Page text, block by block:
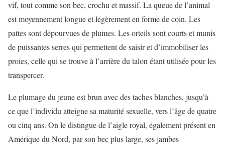
vif, tout comme son bec, crochu et massif. La queue de l’animal
est moyennement longue et légèrement en forme de coin. Les
pattes sont dépourvues de plumes. Les orteils sont courts et munis
de puissantes serres qui permettent de saisir et d’immobiliser les
proies, celle qui se trouve à l’arrière du talon étant utilisée pour les
transpercer.
Le plumage du jeune est brun avec des taches blanches, jusqu’à
ce que l’individu atteigne sa maturité sexuelle, vers l’âge de quatre
ou cinq ans. On le distingue de l’aigle royal, également présent en
Amérique du Nord, par son bec plus large, ses jambes